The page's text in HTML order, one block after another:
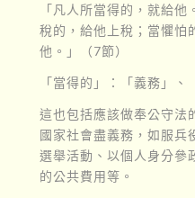
「凡人所當得的，就給
稅的，給他上稅；當懼怕
他。」（7節）
「當得的」：「義務」、
這也包括應該做奉公守法
國家社會盡義務，如服兵
選舉活動、以個人身分參
的公共費用等。